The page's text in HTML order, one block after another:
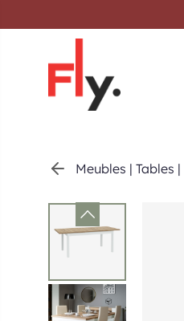
Meubles | Tables |